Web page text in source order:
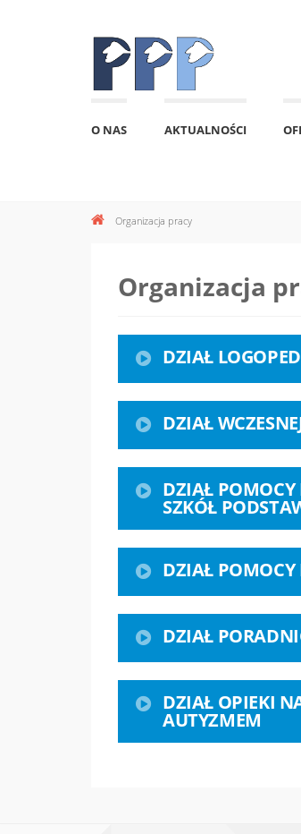
O NAS AKTUALNOŚCI
Organizacja pracy
Organizacja
DZIAŁ
DZIAŁ
DZIAŁ POMOCY
SZKÓŁ
DZIAŁ
DZIAŁ
DZIAŁ OPIEKI
AUTYZMEM